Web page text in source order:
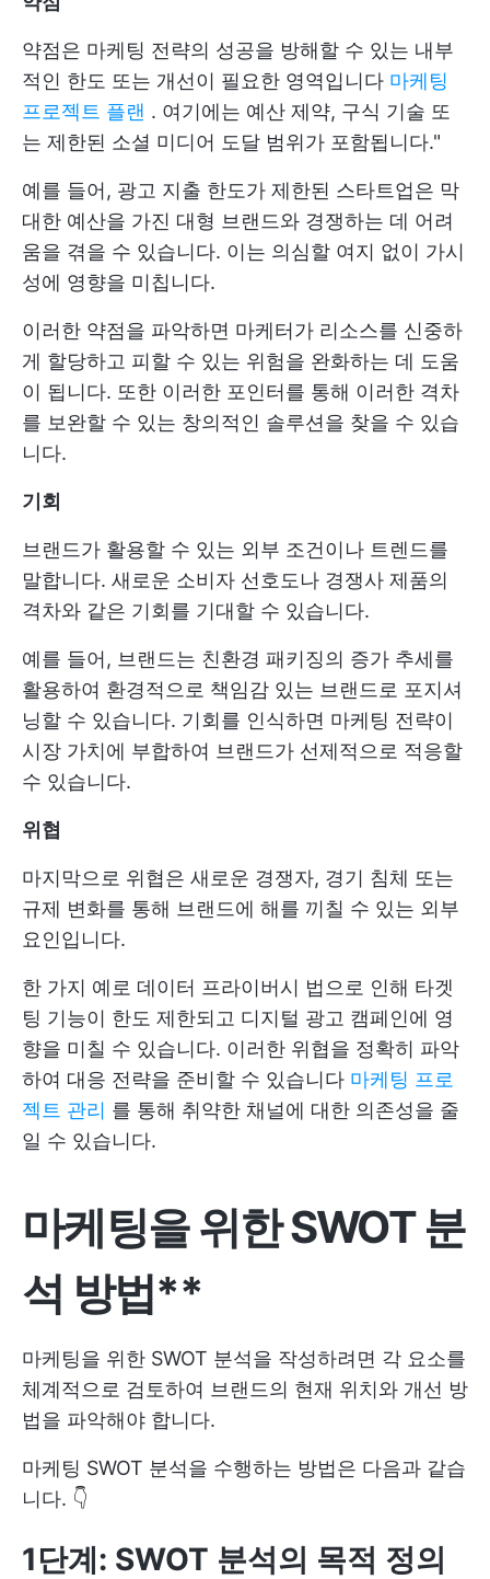
약점은 마케팅 전략의 성공을 방해할 수 있는 내부
적인 한도 또는 개선이 필요한 영역입니다 마케팅
프로젝트 플랜 . 여기에는 예산 제약, 구식 기술 또
는 제한된 소셜 미디어 도달 범위가 포함됩니다."
예를 들어, 광고 지출 한도가 제한된 스타트업은 막
대한 예산을 가진 대형 브랜드와 경쟁하는 데 어려
움을 겪을 수 있습니다. 이는 의심할 여지 없이 가시
성에 영향을 미칩니다.
이러한 약점을 파악하면 마케터가 리소스를 신중하
게 할당하고 피할 수 있는 위험을 완화하는 데 도움
이 됩니다. 또한 이러한 포인터를 통해 이러한 격차
를 보완할 수 있는 창의적인 솔루션을 찾을 수 있습
니다.
기회
브랜드가 활용할 수 있는 외부 조건이나 트렌드를
말합니다. 새로운 소비자 선호도나 경쟁사 제품의
격차와 같은 기회를 기대할 수 있습니다.
예를 들어, 브랜드는 친환경 패키징의 증가 추세를
활용하여 환경적으로 책임감 있는 브랜드로 포지셔
닝할 수 있습니다. 기회를 인식하면 마케팅 전략이
시장 가치에 부합하여 브랜드가 선제적으로 적응할
수 있습니다.
위협
마지막으로 위협은 새로운 경쟁자, 경기 침체 또는
규제 변화를 통해 브랜드에 해를 끼칠 수 있는 외부
요인입니다.
한 가지 예로 데이터 프라이버시 법으로 인해 타겟
팅 기능이 한도 제한되고 디지털 광고 캠페인에 영
향을 미칠 수 있습니다. 이러한 위협을 정확히 파악
하여 대응 전략을 준비할 수 있습니다 마케팅 프로
젝트 관리 를 통해 취약한 채널에 대한 의존성을 줄
일 수 있습니다.
마케팅을 위한 SWOT 분
석 방법**
마케팅을 위한 SWOT 분석을 작성하려면 각 요소를
체계적으로 검토하여 브랜드의 현재 위치와 개선 방
법을 파악해야 합니다.
마케팅 SWOT 분석을 수행하는 방법은 다음과 같습
니다. 👇
1단계: SWOT 분석의 목적 정의